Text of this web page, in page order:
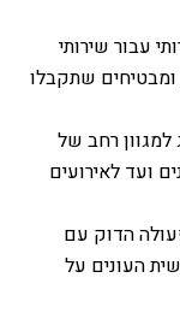
עבור שירותי
שלנו, עם מנות החל מ-50 ₪, ומבטיחים שתקבלו
למגוון רחב של
ועד לאירועים
הדוק עם
העונים על